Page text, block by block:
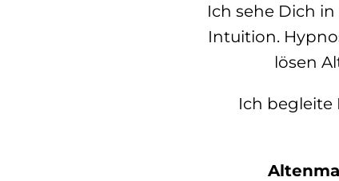
Ich sehe Dich
Intuition.
lösen
Ich